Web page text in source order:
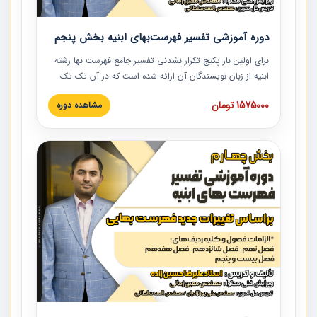
دوره آموزشی تفسیر فهرست‌بهای ابنیه بخش پنجم
برای اولین بار پکیج تکرار نشدنی تفسیر جامع فهرست بها رشته
ابنیه از زبان نویسندگان آن ارائه شده است که در آن تک تک
ردیف ها و مطالب فهرست بها تفسیر و ارائه شده است. این
دوره به صورت کامل تصویری بوده و به همراه تصاویر عملیات
دوره با کلام مهندس علیرضاحسین‌زاده مدیر پروژه مهندسی
مشاور در امر بازنگری فهرست بها رشته ابنیه ارائه شده و به تمام
همکارانی که در حوزه صنعت ساخت در حال فعالیت هستند حتما
توصیه می کنیم از مطالب این دوره استفاده نمایند.
1575000 تومان مشاهده دوره